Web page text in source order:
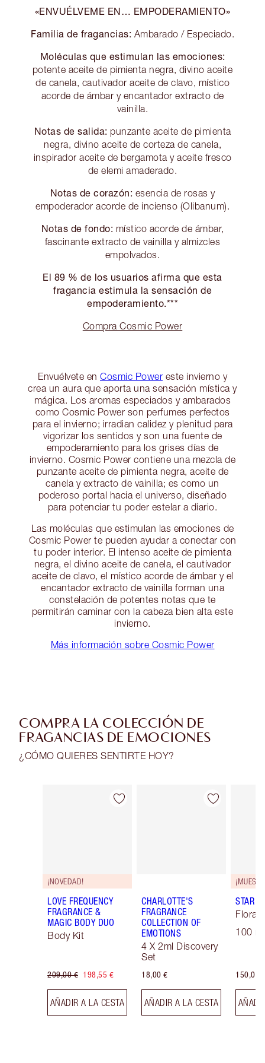
«ENVUÉLVEME EN… EMPODERAMIENTO»
Familia de fragancias: Ambarado / Especiado.
Moléculas que estimulan las emociones:
potente aceite de pimienta negra, divino aceite
de canela, cautivador aceite de clavo, místico
acorde de ámbar y encantador extracto de
vainilla.
Notas de salida: punzante aceite de pimienta
negra, divino aceite de corteza de canela,
inspirador aceite de bergamota y aceite fresco
de elemi amaderado.
Notas de corazón: esencia de rosas y
empoderador acorde de incienso (Olibanum).
Notas de fondo: místico acorde de ámbar,
fascinante extracto de vainilla y almizcles
empolvados.
El 89 % de los usuarios afirma que esta
fragancia estimula la sensación de
empoderamiento.***
Compra Cosmic Power
Envuélvete en Cosmic Power este invierno y
crea un aura que aporta una sensación mística y
mágica. Los aromas especiados y ambarados
como Cosmic Power son perfumes perfectos
para el invierno; irradian calidez y plenitud para
vigorizar los sentidos y son una fuente de
empoderamiento para los grises días de
invierno. Cosmic Power contiene una mezcla de
punzante aceite de pimienta negra, aceite de
canela y extracto de vainilla; es como un
poderoso portal hacia el universo, diseñado
para potenciar tu poder estelar a diario.
Las moléculas que estimulan las emociones de
Cosmic Power te pueden ayudar a conectar con
tu poder interior. El intenso aceite de pimienta
negra, el divino aceite de canela, el cautivador
aceite de clavo, el místico acorde de ámbar y el
encantador extracto de vainilla forman una
constelación de potentes notas que te
permitirán caminar con la cabeza bien alta este
invierno.
Más información sobre Cosmic Power
COMPRA LA COLECCIÓN DE
FRAGANCIAS DE EMOCIONES
¿CÓMO QUIERES SENTIRTE HOY?
Artículo 1 de 30
¡NOVEDAD!
LOVE FREQUENCY
FRAGRANCE &
MAGIC BODY DUO
Body Kit
209,00 € 198,55 €
AÑADIR A LA CESTA
Artículo 2 de 30
CHARLOTTE'S
FRAGRANCE
COLLECTION OF
EMOTIONS
4 X 2ml Discovery
Set
18,00 €
AÑADIR A LA CESTA
STAR
Floral
100
150,00